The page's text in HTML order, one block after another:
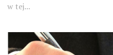
w tej...